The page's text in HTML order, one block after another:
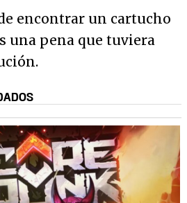
encontrar un cartucho
una pena que tuviera